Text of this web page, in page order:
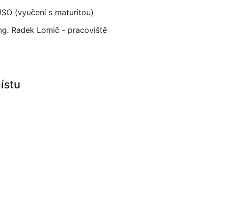
(vyučení s maturitou)
Radek Lomič - pracoviště